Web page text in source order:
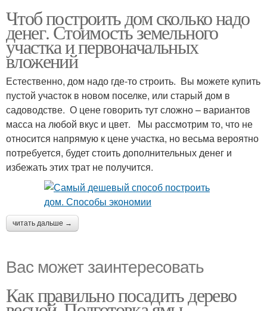
Чтоб построить дом сколько надо
денег. Стоимость земельного
участка и первоначальных
вложений
Естественно, дом надо где-то строить. Вы можете купить
пустой участок в новом поселке, или старый дом в
садоводстве. О цене говорить тут сложно – вариантов
масса на любой вкус и цвет. Мы рассмотрим то, что не
относится напрямую к цене участка, но весьма вероятно
потребуется, будет стоить дополнительных денег и
избежать этих трат не получится.
читать дальше →
Вас может заинтересовать
Как правильно посадить дерево